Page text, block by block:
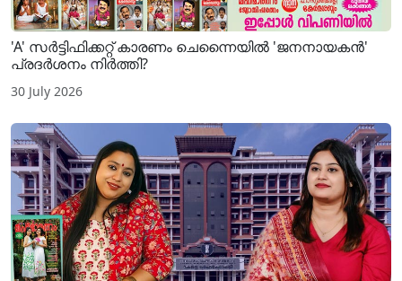
'A' സർട്ടിഫിക്കറ്റ് കാരണം ചെന്നൈയിൽ 'ജനനായകൻ'
പ്രദർശനം നിർത്തി?
30 July 2026